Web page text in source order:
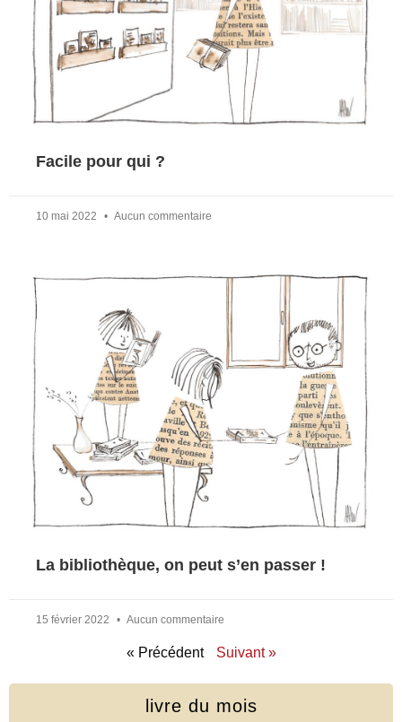
Facile pour qui ?
10 mai 2022 Aucun commentaire
La bibliothèque, on peut s’en passer !
15 février 2022 Aucun commentaire
« Précédent Suivant »
livre du mois